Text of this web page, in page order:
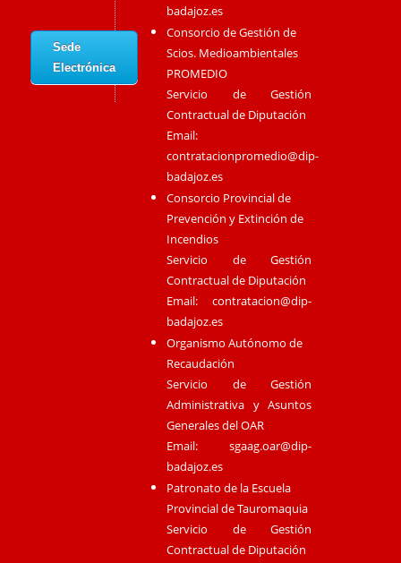
Sede
Electrónica
badajoz.es
Consorcio de Gestión de
Scios. Medioambientales
PROMEDIO
Servicio de Gestión
Contractual de Diputación
Email:
contratacionpromedio@dip-
badajoz.es
Consorcio Provincial de
Prevención y Extinción de
Incendios
Servicio de Gestión
Contractual de Diputación
Email:contratacion@dip-
badajoz.es
Organismo Autónomo de
Recaudación
Servicio de Gestión
Administrativa y Asuntos
Generales del OAR
Email:sgaag.oar@dip-
badajoz.es
Patronato de la Escuela
Provincial de Tauromaquia
Servicio de Gestión
Contractual de Diputación